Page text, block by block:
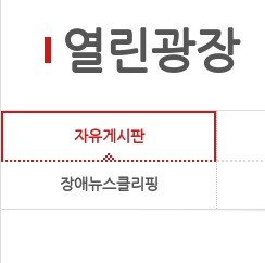
열린광장
자유게시판
장애뉴스클리핑